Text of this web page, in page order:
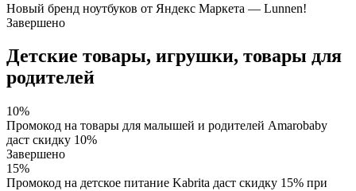
Новый бренд ноутбуков от Яндекс Маркета — Lunnen!
Завершено
Детские товары, игрушки, товары для
родителей
10%
Промокод на товары для малышей и родителей Amarobaby
даст скидку 10%
Завершено
15%
Промокод на детское питание Kabrita даст скидку 15% при